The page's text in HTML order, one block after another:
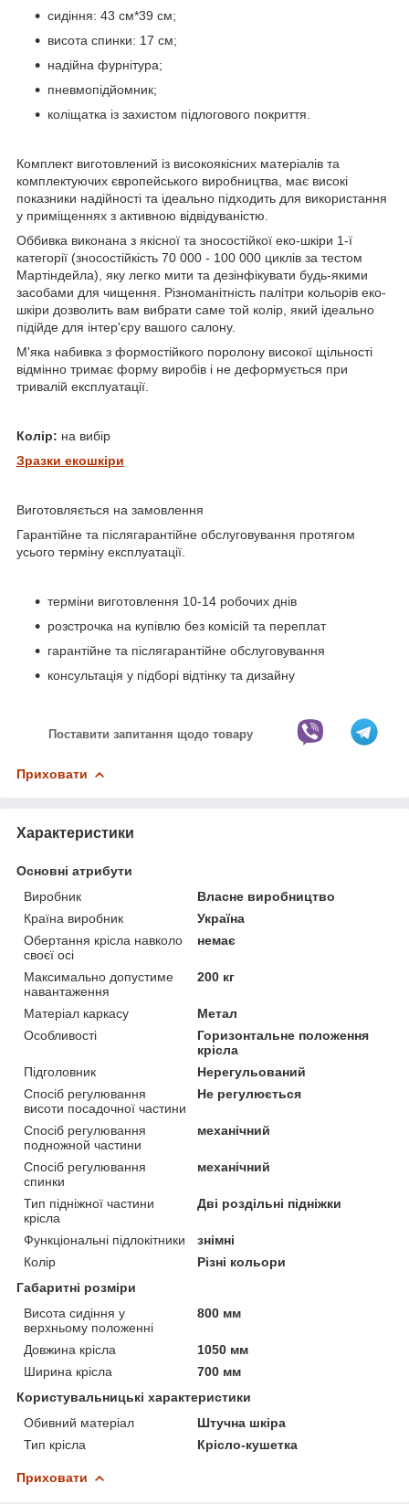
сидіння: 43 см*39 см;
висота спинки: 17 см;
надійна фурнітура;
пневмопідйомник;
коліщатка із захистом підлогового покриття.
Комплект виготовлений із високоякісних матеріалів та
комплектуючих європейського виробництва, має високі
показники надійності та ідеально підходить для використання
у приміщеннях з активною відвідуваністю.
Оббивка виконана з якісної та зносостійкої еко-шкіри 1-ї
категорії (зносостійкість 70 000 - 100 000 циклів за тестом
Мартіндейла), яку легко мити та дезінфікувати будь-якими
засобами для чищення. Різноманітність палітри кольорів еко-
шкіри дозволить вам вибрати саме той колір, який ідеально
підійде для інтер'єру вашого салону.
М'яка набивка з формостійкого поролону високої щільності
відмінно тримає форму виробів і не деформується при
тривалій експлуатації.
Колір: на вибір
Зразки екошкіри
Виготовляється на замовлення
Гарантійне та післягарантійне обслуговування протягом
усього терміну експлуатації.
терміни виготовлення 10-14 робочих днів
розстрочка на купівлю без комісій та переплат
гарантійне та післягарантійне обслуговування
консультація у підборі відтінку та дизайну
Поставити запитання щодо товару
Приховати
Характеристики
Основні атрибути
Виробник
Власне виробництво
Країна виробник
Україна
Обертання крісла навколо
своєї осі
немає
Максимально допустиме
навантаження
200 кг
Матеріал каркасу
Метал
Особливості
Горизонтальне положення
крісла
Підголовник
Нерегульований
Спосіб регулювання
висоти посадочної частини
Не регулюється
Спосіб регулювання
подножной частини
механічний
Спосіб регулювання
спинки
механічний
Тип підніжної частини
крісла
Дві роздільні підніжки
Функціональні підлокітники
знімні
Колір
Різні кольори
Габаритні розміри
Висота сидіння у
верхньому положенні
800 мм
Довжина крісла
1050 мм
Ширина крісла
700 мм
Користувальницькі характеристики
Обивний матеріал
Штучна шкіра
Тип крісла
Крісло-кушетка
Приховати